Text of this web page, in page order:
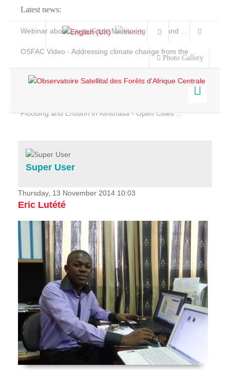
Latest news:
Webinar about Large Scale Monitoring and Land ...
OSFAC Video - Addressing climate change from the ...
Flooding and Erosion in Kinshasa - Open Cities ...
Photo Gallery
Home
Services
Projects
News & Stories
Super User
Thursday, 13 November 2014 10:03
Eric Lutété